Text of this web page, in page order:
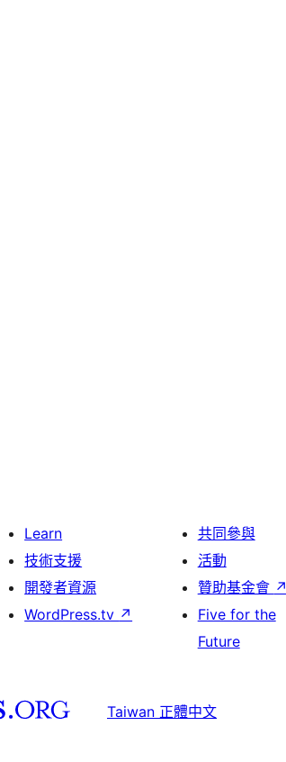
Learn
技術支援
開發者資源
WordPress.tv ↗
共同參與
活動
贊助基金會 ↗
Five for the
Future
Taiwan 正體中文